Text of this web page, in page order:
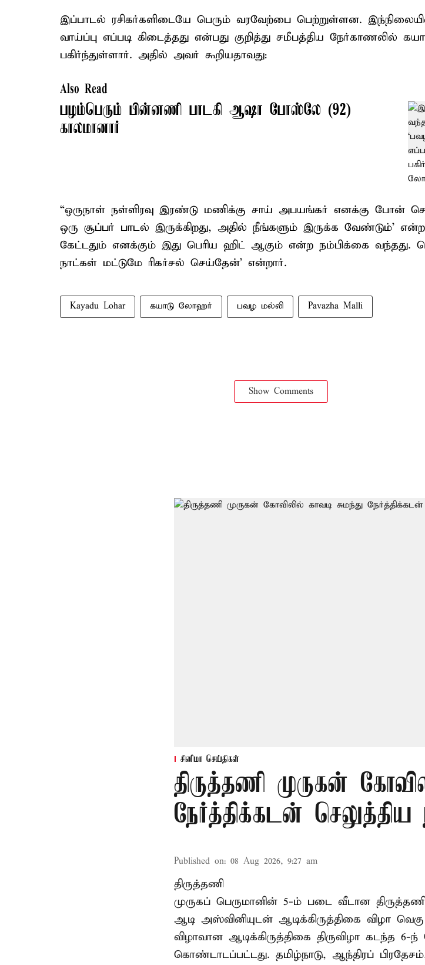
இப்பாடல் ரசிகர்களிடையே பெரும் வரவேற்பை பெற்றுள்ளன.
வாய்ப்பு எப்படி கிடைத்தது என்பது குறித்து சமீபத்திய நேர்காணலில்
பகிர்ந்துள்ளார். அதில் அவர் கூறியதாவது:
Also Read
பழம்பெரும் பின்னணி பாடகி ஆஷா போஸ்லே (92)
காலமானார்
“ஒருநாள் நள்ளிரவு இரண்டு மணிக்கு சாய் அபயங்கர் எனக்கு போன்
ஒரு சூப்பர் பாடல் இருக்கிறது, அதில் நீங்களும் இருக்க வேண்டும்’
கேட்டதும் எனக்கும் இது பெரிய ஹிட் ஆகும் என்ற நம்பிக்கை வந்தது.
நாட்கள் மட்டுமே ரிகர்சல் செய்தேன்’ என்றார்.
Kayadu Lohar கயாடு லோஹர் பவழ மல்லி Pavazha Malli
Show Comments
சினிமா செய்திகள்
திருத்தணி முருகன்
நேர்த்திக்கடன்
Published on: 08 Aug 2026, 9:27 am
திருத்தணி
முருகப் பெருமானின் 5-ம் படை வீடான
ஆடி அஸ்வினியுடன் ஆடிக்கிருத்திகை விழா
விழாவான ஆடிக்கிருத்திகை திருவிழா கடந்த
கொண்டாடப்பட்டது. தமிழ்நாடு, ஆந்திரப்